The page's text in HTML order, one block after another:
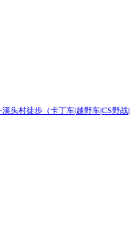
头村徒步（卡丁车|越野车|CS野战|